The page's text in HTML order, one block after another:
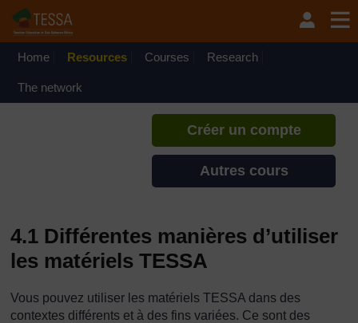
Home Resources Courses Research
The network
Si vous créez un compte, vous
pouvez établir un profil
Créer un compte
Autres cours
4.1 Différentes manières d’utiliser
les matériels TESSA
Vous pouvez utiliser les matériels TESSA dans des
contextes différents et à des fins variées. Ce sont des